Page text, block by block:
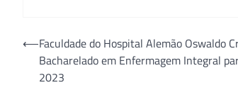
Navegação
Post
⟵Faculdade do Hospital Alemão Oswaldo
Bacharelado em Enfermagem Integral
2023